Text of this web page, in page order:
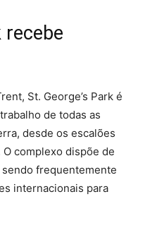
recebe
St. George’s Park é
de todas as
desde os escalões
complexo dispõe de
frequentemente
internacionais para